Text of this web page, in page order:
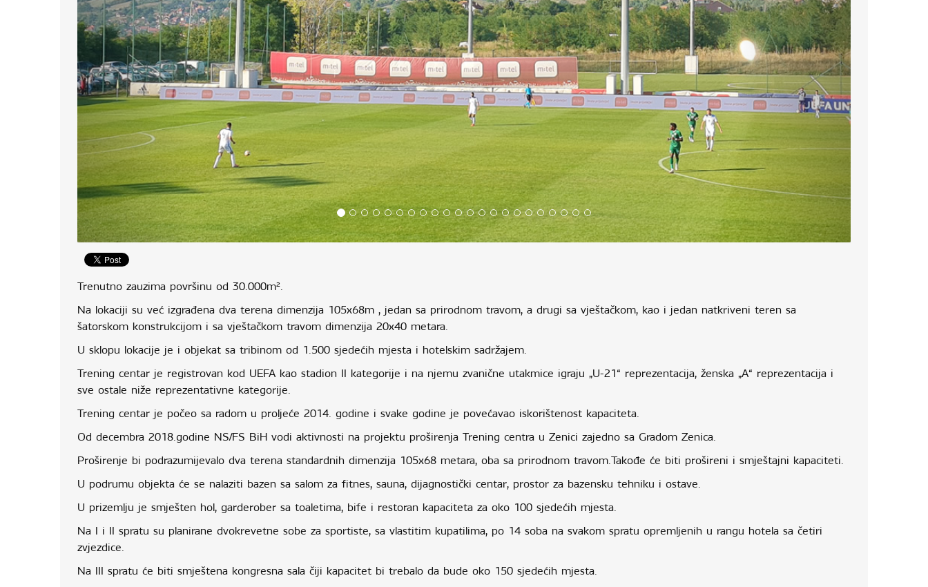
Trenutno zauzima površinu od 30.000m².
Na lokaciji su već izgrađena dva terena dimenzija 105x68m , jedan sa prirodnom travom, a drugi sa vještačkom, kao i jedan natkriveni teren sa
šatorskom konstrukcijom i sa vještačkom travom dimenzija 20x40 metara.
U sklopu lokacije je i objekat sa tribinom od 1.500 sjedećih mjesta i hotelskim sadržajem.
Trening centar je registrovan kod UEFA kao stadion II kategorije i na njemu zvanične utakmice igraju „U-21“ reprezentacija, ženska „A“ reprezentacija i
sve ostale niže reprezentativne kategorije.
Trening centar je počeo sa radom u proljeće 2014. godine i svake godine je povećavao iskorištenost kapaciteta.
Od decembra 2018.godine NS/FS BiH vodi aktivnosti na projektu proširenja Trening centra u Zenici zajedno sa Gradom Zenica.
Proširenje bi podrazumijevalo dva terena standardnih dimenzija 105x68 metara, oba sa prirodnom travom.Takođe će biti prošireni i smještajni kapaciteti.
U podrumu objekta će se nalaziti bazen sa salom za fitnes, sauna, dijagnostički centar, prostor za bazensku tehniku i ostave.
U prizemlju je smješten hol, garderober sa toaletima, bife i restoran kapaciteta za oko 100 sjedećih mjesta.
Na I i II spratu su planirane dvokrevetne sobe za sportiste, sa vlastitim kupatilima, po 14 soba na svakom spratu opremljenih u rangu hotela sa četiri
zvjezdice.
Na III spratu će biti smještena kongresna sala čiji kapacitet bi trebalo da bude oko 150 sjedećih mjesta.